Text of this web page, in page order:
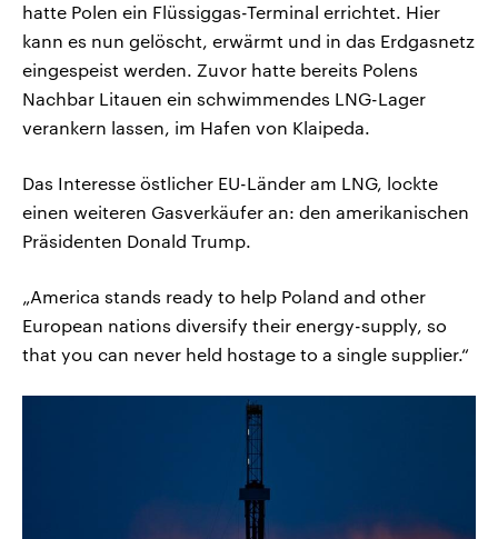
hatte Polen ein Flüssiggas-Terminal errichtet. Hier
kann es nun gelöscht, erwärmt und in das Erdgasnetz
eingespeist werden. Zuvor hatte bereits Polens
Nachbar Litauen ein schwimmendes LNG-Lager
verankern lassen, im Hafen von Klaipeda.
Das Interesse östlicher EU-Länder am LNG, lockte
einen weiteren Gasverkäufer an: den amerikanischen
Präsidenten Donald Trump.
„America stands ready to help Poland and other
European nations diversify their energy-supply, so
that you can never held hostage to a single supplier.“